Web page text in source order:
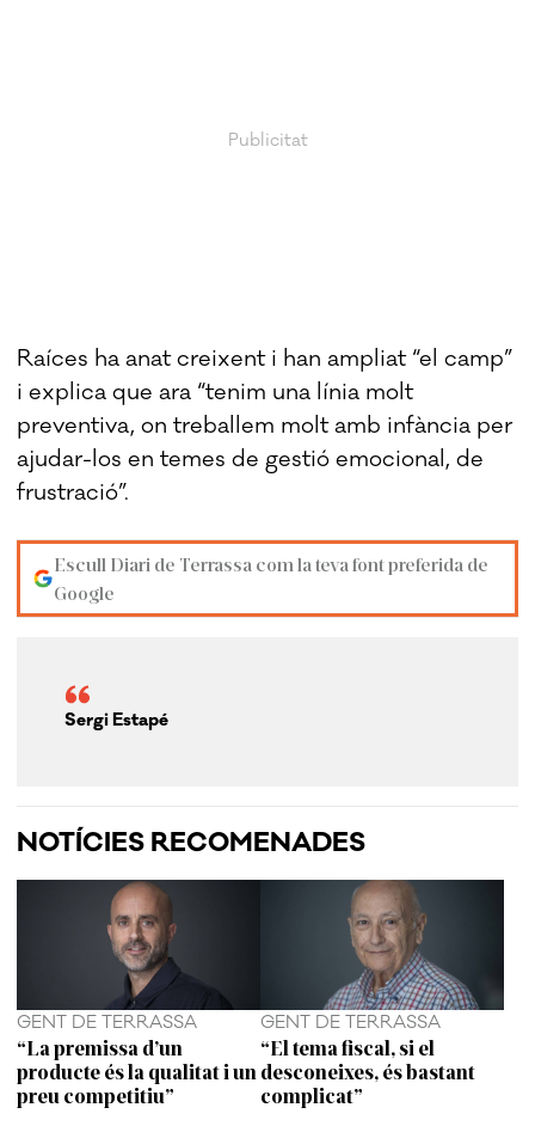
Raíces ha anat creixent i han ampliat “el camp”
i explica que ara “tenim una línia molt
preventiva, on treballem molt amb infància per
ajudar-los en temes de gestió emocional, de
frustració”.
Escull Diari de Terrassa com la teva font preferida de
Google
Sergi Estapé
NOTÍCIES RECOMENADES
GENT DE TERRASSA
“La premissa d’un
producte és la qualitat i un
preu competitiu”
GENT DE TERRASSA
“El tema fiscal, si el
desconeixes, és bastant
complicat”